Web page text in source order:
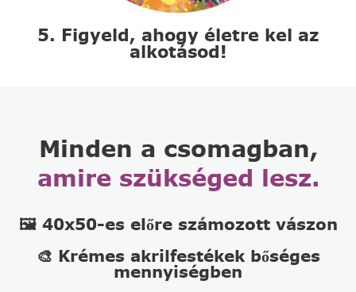
5. Figyeld, ahogy életre kel az
alkotásod!
Minden a csomagban,
amire szükséged lesz.
🖼️ 40x50-es előre számozott vászon
🎨 Krémes akrilfestékek bőséges
mennyiségben